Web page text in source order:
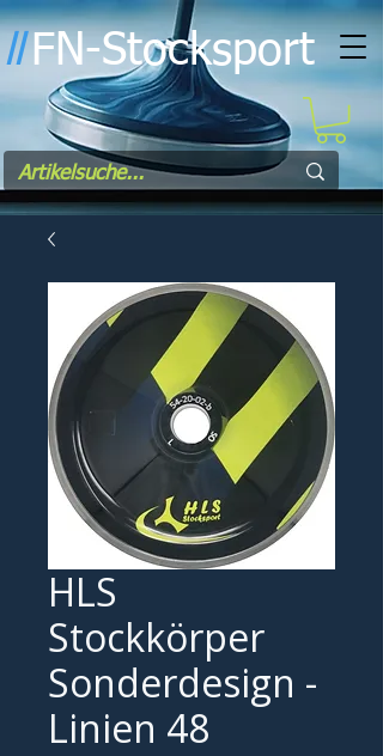
ll FN-Stocksport
HLS
Stockkörper
Sonderdesign -
Linien 48